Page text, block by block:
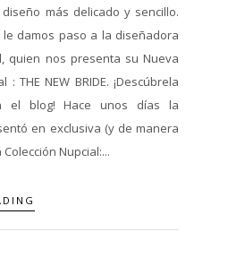
más delicado y sencillo.
damos paso a la diseñadora
quien nos presenta su Nueva
: THE NEW BRIDE. ¡Descúbrela
el blog! Hace unos días la
en exclusiva (y de manera
Nupcial:...